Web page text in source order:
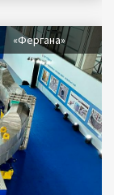
«Фергана»